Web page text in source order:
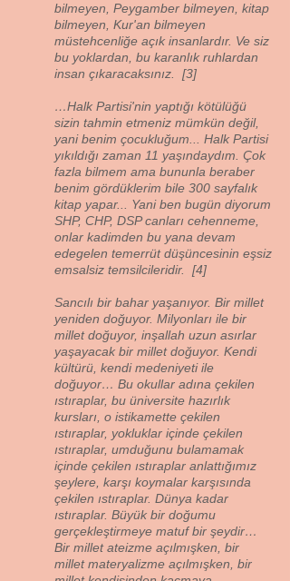
bilmeyen, Peygamber bilmeyen, kitap
bilmeyen, Kur'an bilmeyen
müstehcenliğe açık insanlardır. Ve siz
bu yoklardan, bu karanlık ruhlardan
insan çıkaracaksınız. [3]
…Halk Partisi'nin yaptığı kötülüğü
sizin tahmin etmeniz mümkün değil,
yani benim çocukluğum... Halk Partisi
yıkıldığı zaman 11 yaşındaydım. Çok
fazla bilmem ama bununla beraber
benim gördüklerim bile 300 sayfalık
kitap yapar... Yani ben bugün diyorum
SHP, CHP, DSP canları cehenneme,
onlar kadimden bu yana devam
edegelen temerrüt düşüncesinin eşsiz
emsalsiz temsilcileridir. [4]
Sancılı bir bahar yaşanıyor. Bir millet
yeniden doğuyor. Milyonları ile bir
millet doğuyor, inşallah uzun asırlar
yaşayacak bir millet doğuyor. Kendi
kültürü, kendi medeniyeti ile
doğuyor… Bu okullar adına çekilen
ıstıraplar, bu üniversite hazırlık
kursları, o istikamette çekilen
ıstıraplar, yokluklar içinde çekilen
ıstıraplar, umduğunu bulamamak
içinde çekilen ıstıraplar anlattığımız
şeylere, karşı koymalar karşısında
çekilen ıstıraplar. Dünya kadar
ıstıraplar. Büyük bir doğumu
gerçekleştirmeye matuf bir şeydir…
Bir millet ateizme açılmışken, bir
millet materyalizme açılmışken, bir